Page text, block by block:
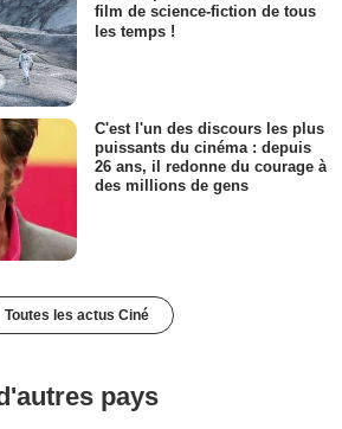
film de science-fiction de tous
les temps !
C'est l'un des discours les plus
puissants du cinéma : depuis
26 ans, il redonne du courage à
des millions de gens
Toutes les actus Ciné
pays